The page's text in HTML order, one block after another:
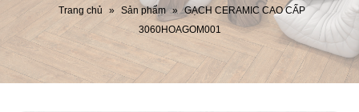
Trang chủ » Sản phẩm » GẠCH CERAMIC CAO CẤP
3060HOAGOM001